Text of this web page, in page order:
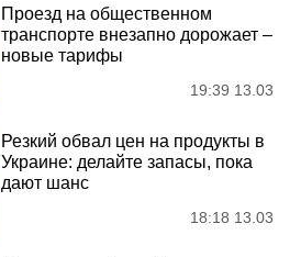
Проезд на общественном
транспорте внезапно дорожает –
новые тарифы
19:39 13.03
Резкий обвал цен на продукты в
Украине: делайте запасы, пока
дают шанс
18:18 13.03